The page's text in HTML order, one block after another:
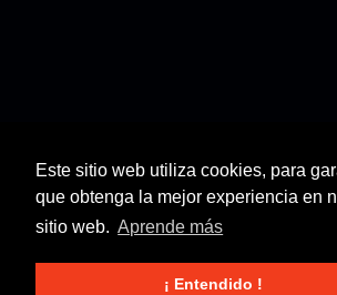
Este sitio web utiliza cookies, para
que obtenga la mejor experiencia en
sitio web. Aprende más
¡ Entendido !